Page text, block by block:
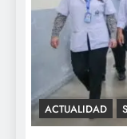
ACTUALIDAD